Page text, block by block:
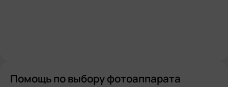
Помощь по выбору фотоаппарата